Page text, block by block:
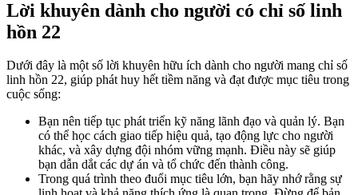
Lời khuyên dành cho người có chỉ số linh
hồn 22
Dưới đây là một số lời khuyên hữu ích dành cho người mang chỉ số
linh hồn 22, giúp phát huy hết tiềm năng và đạt được mục tiêu trong
cuộc sống:
Bạn nên tiếp tục phát triển kỹ năng lãnh đạo và quản lý. Bạn
có thể học cách giao tiếp hiệu quả, tạo động lực cho người
khác, và xây dựng đội nhóm vững mạnh. Điều này sẽ giúp
bạn dẫn dắt các dự án và tổ chức đến thành công.
Trong quá trình theo đuổi mục tiêu lớn, bạn hãy nhớ rằng sự